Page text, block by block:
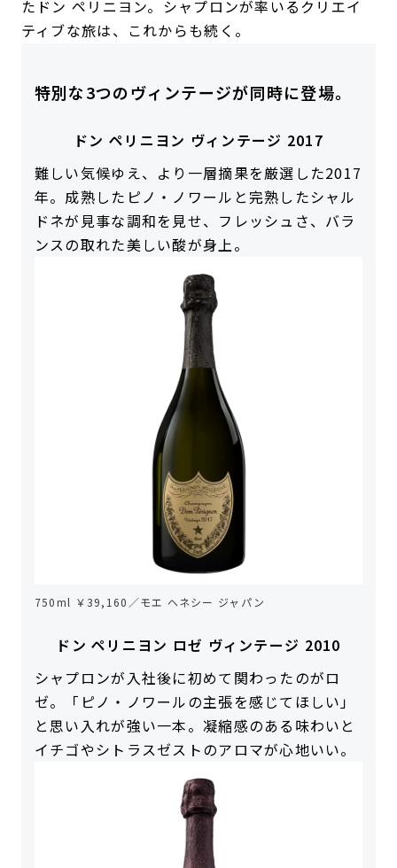
たドン ペリニヨン。シャプロンが率いるクリエイ
ティブな旅は、これからも続く。
特別な3つのヴィンテージが同時に登場。
ドン ペリニヨン ヴィンテージ 2017
難しい気候ゆえ、より一層摘果を厳選した2017
年。成熟したピノ・ノワールと完熟したシャル
ドネが見事な調和を見せ、フレッシュさ、バラ
ンスの取れた美しい酸が身上。
750ml ￥39,160／モエ ヘネシー ジャパン
ドン ペリニヨン ロゼ ヴィンテージ 2010
シャプロンが入社後に初めて関わったのがロ
ゼ。「ピノ・ノワールの主張を感じてほしい」
と思い入れが強い一本。凝縮感のある味わいと
イチゴやシトラスゼストのアロマが心地いい。